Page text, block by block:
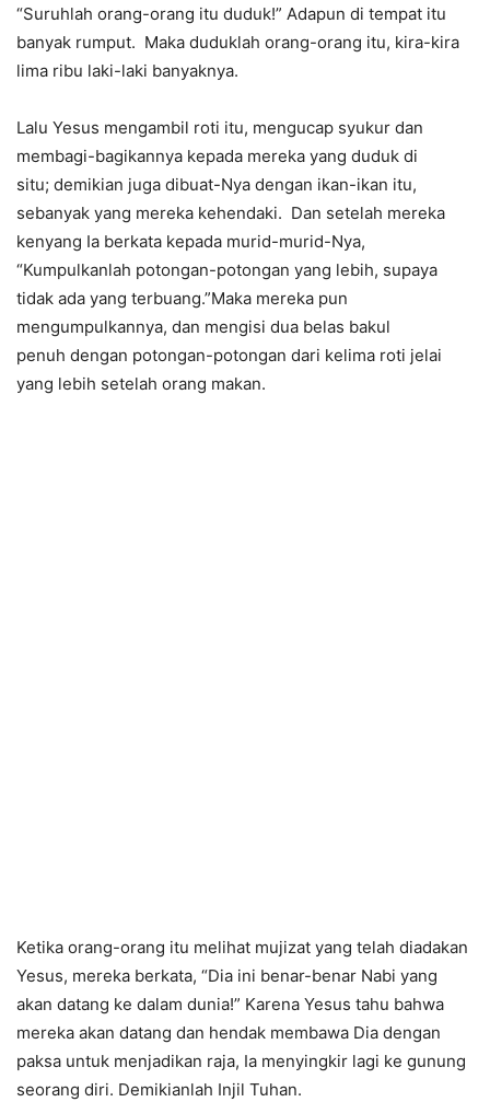
“Suruhlah orang-orang itu duduk!” Adapun di tempat itu
banyak rumput. Maka duduklah orang-orang itu, kira-kira
lima ribu laki-laki banyaknya.
Lalu Yesus mengambil roti itu, mengucap syukur dan
membagi-bagikannya kepada mereka yang duduk di
situ; demikian juga dibuat-Nya dengan ikan-ikan itu,
sebanyak yang mereka kehendaki. Dan setelah mereka
kenyang Ia berkata kepada murid-murid-Nya,
“Kumpulkanlah potongan-potongan yang lebih, supaya
tidak ada yang terbuang.”Maka mereka pun
mengumpulkannya, dan mengisi dua belas bakul
penuh dengan potongan-potongan dari kelima roti jelai
yang lebih setelah orang makan.
Ketika orang-orang itu melihat mujizat yang telah diadakan
Yesus, mereka berkata, “Dia ini benar-benar Nabi yang
akan datang ke dalam dunia!” Karena Yesus tahu bahwa
mereka akan datang dan hendak membawa Dia dengan
paksa untuk menjadikan raja, Ia menyingkir lagi ke gunung
seorang diri. Demikianlah Injil Tuhan.